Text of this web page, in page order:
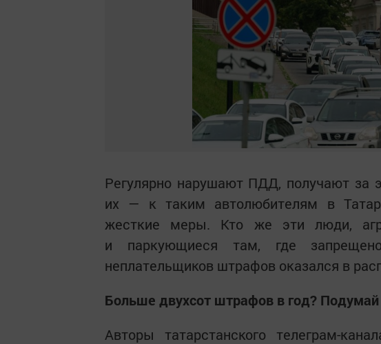
Регулярно нарушают ПДД, получают за
их — к таким автолюбителям в
жесткие меры. Кто же эти люди,
и паркующиеся там, где
неплательщиков штрафов оказался в
Больше двухсот штрафов в год? Подумай
Авторы татарстанского телеграм-